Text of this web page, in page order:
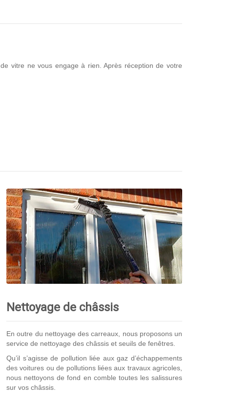
vitre ne vous engage à rien. Après réception de votre
Nettoyage de châssis
En outre du nettoyage des carreaux, nous proposons un
service de nettoyage des châssis et seuils de fenêtres.
Qu’il s’agisse de pollution liée aux gaz d’échappements
des voitures ou de pollutions liées aux travaux agricoles,
nous nettoyons de fond en comble toutes les salissures
sur vos châssis.